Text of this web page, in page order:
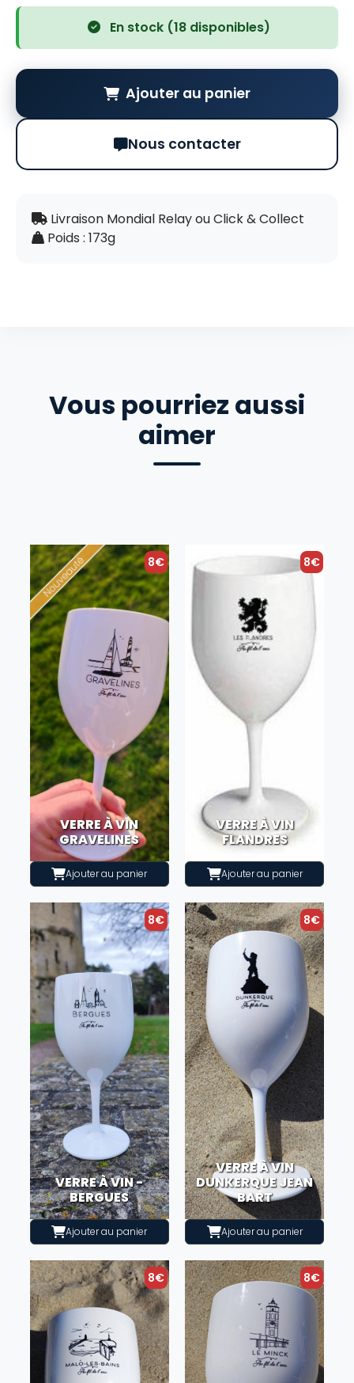
En stock (18 disponibles)
Ajouter au panier
Nous contacter
Livraison Mondial Relay ou Click & Collect
Poids : 173g
Vous pourriez aussi
aimer
VERRE À VIN
GRAVELINES
8€
Ajouter au panier
VERRE À VIN
FLANDRES
8€
Ajouter au panier
VERRE À VIN -
BERGUES
8€
Ajouter au panier
VERRE À VIN
DUNKERQUE JEAN
BART
8€
Ajouter au panier
8€ 8€